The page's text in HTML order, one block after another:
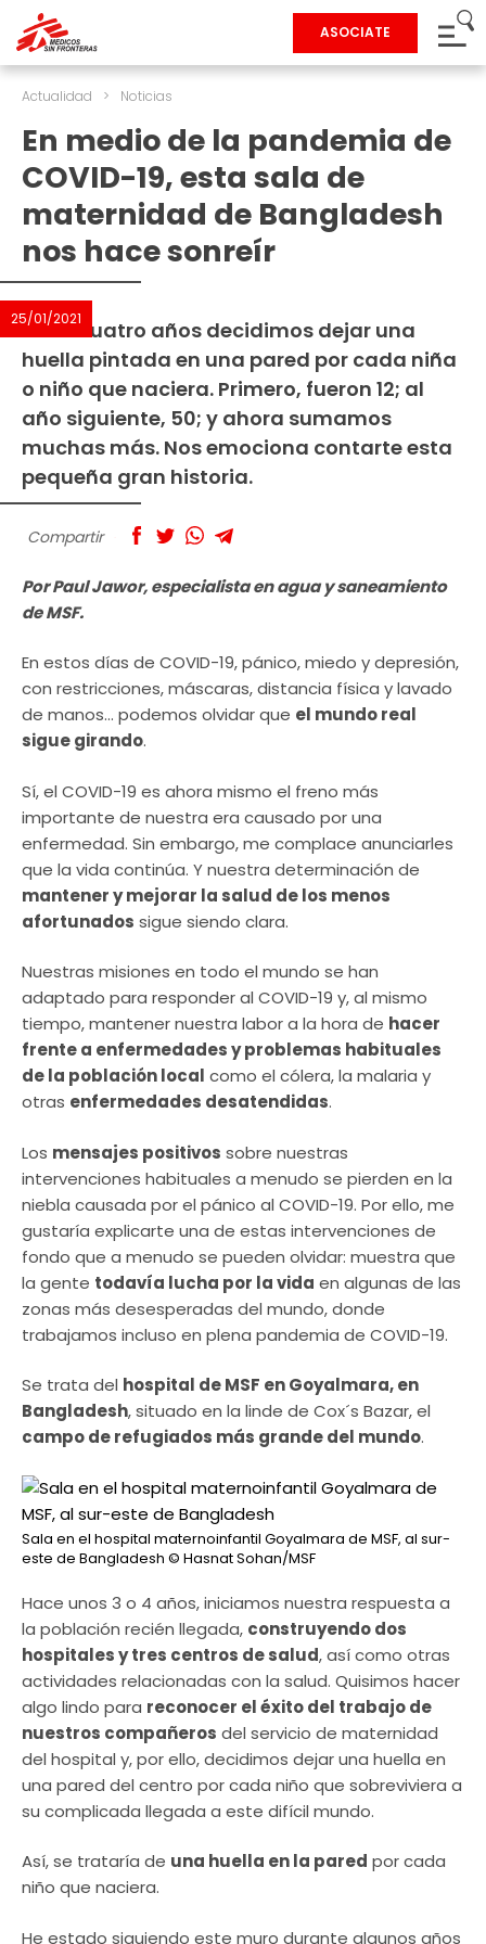
ASOCIATE
Actualidad > Noticias
En medio de la pandemia de
COVID-19, esta sala de
maternidad de Bangladesh
nos hace sonreír
25/01/2021
Hace cuatro años decidimos dejar una
huella pintada en una pared por cada niña
o niño que naciera. Primero, fueron 12; al
año siguiente, 50; y ahora sumamos
muchas más. Nos emociona contarte esta
pequeña gran historia.
Compartir
Por Paul Jawor, especialista en agua y saneamiento
de MSF.
En estos días de COVID-19, pánico, miedo y depresión,
con restricciones, máscaras, distancia física y lavado
de manos… podemos olvidar que el mundo real
sigue girando.
Sí, el COVID-19 es ahora mismo el freno más
importante de nuestra era causado por una
enfermedad. Sin embargo, me complace anunciarles
que la vida continúa. Y nuestra determinación de
mantener y mejorar la salud de los menos
afortunados sigue siendo clara.
Nuestras misiones en todo el mundo se han
adaptado para responder al COVID-19 y, al mismo
tiempo, mantener nuestra labor a la hora de hacer
frente a enfermedades y problemas habituales
de la población local como el cólera, la malaria y
otras enfermedades desatendidas.
Los mensajes positivos sobre nuestras
intervenciones habituales a menudo se pierden en la
niebla causada por el pánico al COVID-19. Por ello, me
gustaría explicarte una de estas intervenciones de
fondo que a menudo se pueden olvidar: muestra que
la gente todavía lucha por la vida en algunas de las
zonas más desesperadas del mundo, donde
trabajamos incluso en plena pandemia de COVID-19.
Se trata del hospital de MSF en Goyalmara, en
Bangladesh, situado en la linde de Cox´s Bazar, el
campo de refugiados más grande del mundo.
Sala en el hospital maternoinfantil Goyalmara de MSF, al sur-
este de Bangladesh © Hasnat Sohan/MSF
Hace unos 3 o 4 años, iniciamos nuestra respuesta a
la población recién llegada, construyendo dos
hospitales y tres centros de salud, así como otras
actividades relacionadas con la salud. Quisimos hacer
algo lindo para reconocer el éxito del trabajo de
nuestros compañeros del servicio de maternidad
del hospital y, por ello, decidimos dejar una huella en
una pared del centro por cada niño que sobreviviera a
su complicada llegada a este difícil mundo.
Así, se trataría de una huella en la pared por cada
niño que naciera.
He estado siguiendo este muro durante algunos años